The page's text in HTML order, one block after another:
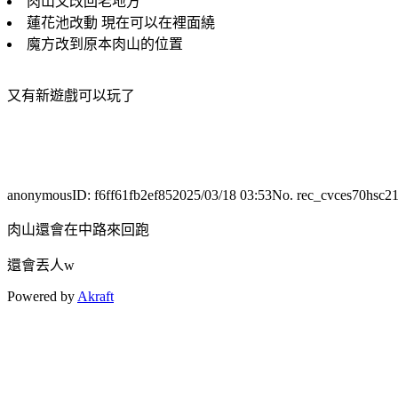
蓮花池改動 現在可以在裡面繞
魔方改到原本肉山的位置
又有新遊戲可以玩了
anonymousID: f6ff61fb2ef852025/03/18 03:53No.
肉山還會在中路來回跑
還會丟人w
Powered by Akraft